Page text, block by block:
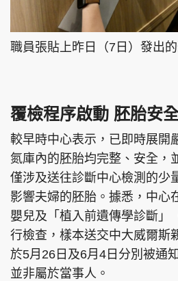
職員張貼上昨日（7日）發出的
覆檢程序啟動 胚胎安
較早時中心表示，已即時展開
氮庫內的胚胎均完整、安全，
僅涉及送往診斷中心檢測的少
影響夫婦的胚胎。據悉，中心
嬰兒及「植入前遺傳學診斷」
行檢查，樣本送交中大威爾斯
於5月26日及6月4日分別被通
並非屬於當事人。